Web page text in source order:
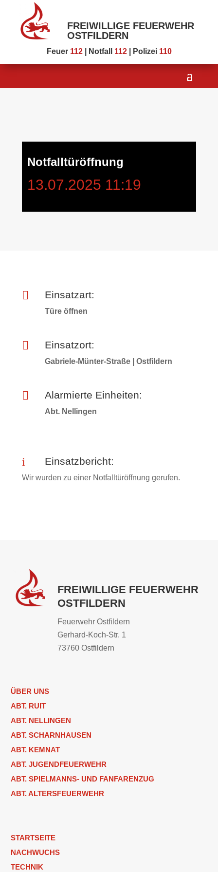
FREIWILLIGE FEUERWEHR
OSTFILDERN
Feuer 112| Notfall 112| Polizei 110
Notfalltüröffnung
13.07.2025 11:19
 Einsatzart:
Türe öffnen
 Einsatzort:
Gabriele-Münter-Straße | Ostfildern
 Alarmierte Einheiten:
Abt. Nellingen
i Einsatzbericht:
Wir wurden zu einer Notfalltüröffnung gerufen.
FREIWILLIGE FEUERWEHR
OSTFILDERN
Feuerwehr Ostfildern
Gerhard-Koch-Str. 1
73760 Ostfildern
ÜBER UNS
ABT. RUIT
ABT. NELLINGEN
ABT. SCHARNHAUSEN
ABT. KEMNAT
ABT. JUGENDFEUERWEHR
ABT. SPIELMANNS- UND FANFARENZUG
ABT. ALTERSFEUERWEHR
STARTSEITE
NACHWUCHS
TECHNIK